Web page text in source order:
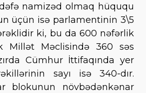
namizəd olmaq hüququ
üçün isə parlamentinin 3\5
ki, bu da 600 nəfərlik
Millət Məclisində 360 səs
Cümhur İttifaqında yer
sayı isə 340-dır.
blokunun növbədənkənar